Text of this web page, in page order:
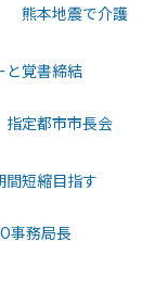
熊本地震で介護
と覚書締結
定都市市長会
短縮目指す
事務局長